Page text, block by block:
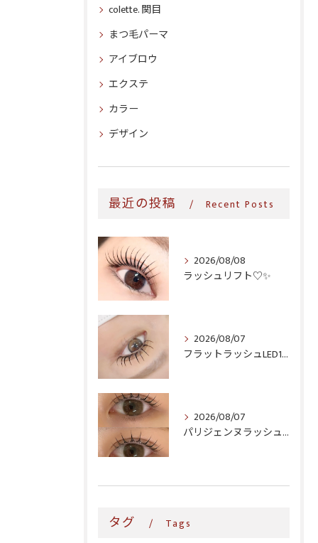
colette. 関目
まつ毛パーマ
アイブロウ
エクステ
カラー
デザイン
最近の投稿 Recent Posts
2026/08/08
ラッシュリフト♡✨
2026/08/07
フラットラッシュLED100本＆ヘルシー‎🤍
2026/08/07
パリジェンヌラッシュリフト♪
タグ Tags